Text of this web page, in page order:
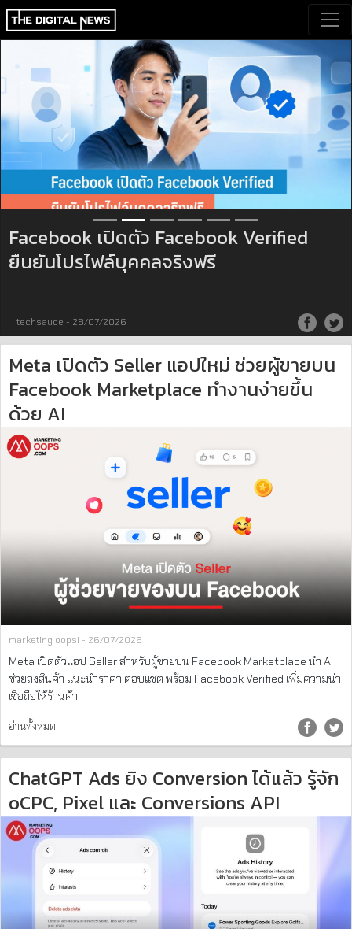
Facebook เปิดตัว Facebook Verified
ยืนยันโปรไฟล์บุคคลจริงฟรี
techsauce - 28/07/2026
Meta เปิดตัว Seller แอปใหม่ ช่วยผู้ขายบน
Facebook Marketplace ทำงานง่ายขึ้น
ด้วย AI
marketing oops! - 26/07/2026
Meta เปิดตัวแอป Seller สำหรับผู้ขายบน Facebook Marketplace นำ AI
ช่วยลงสินค้า แนะนำราคา ตอบแชต พร้อม Facebook Verified เพิ่มความน่า
เชื่อถือให้ร้านค้า
อ่านทั้งหมด
ChatGPT Ads ยิง Conversion ได้แล้ว รู้จัก
oCPC, Pixel และ Conversions API